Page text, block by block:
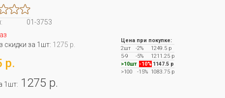
01-3753
скидки за 1шт: 1275 р.
р.
1шт: 1275 р.
Цена при покупке:
2шт
-2%
1249.5 р
5-9
-5%
1211.25 р
>10шт -10% 1147.5 р
>100
-15%1083.75 р